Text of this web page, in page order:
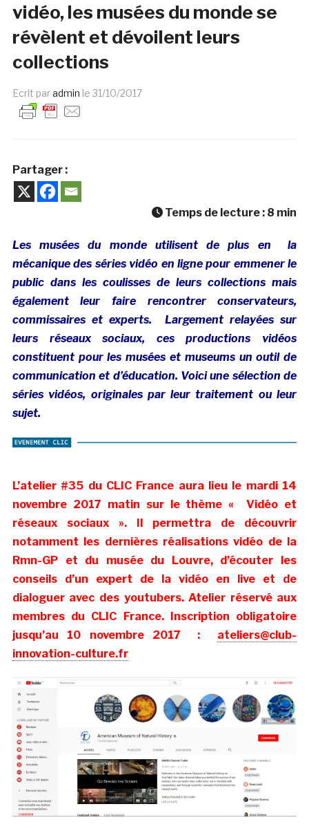
vidéo, les musées du monde se
révèlent et dévoilent leurs
collections
Ecrit paradmin le 31/10/2017
Partager :
Temps de lecture : 8 min
Les musées du monde utilisent de plus en la
mécanique des séries vidéo en ligne pour emmener le
public dans les coulisses de leurs collections mais
également leur faire rencontrer conservateurs,
commissaires et experts. Largement relayées sur
leurs réseaux sociaux, ces productions vidéos
constituent pour les musées et museums un outil de
communication et d’éducation. Voici une sélection de
séries vidéos, originales par leur traitement ou leur
sujet.
L’atelier #35 du CLIC France aura lieu le mardi 14
novembre 2017 matin sur le thème « Vidéo et
réseaux sociaux ». Il permettra de découvrir
notamment les dernières réalisations vidéo de la
Rmn-GP et du musée du Louvre, d’écouter les
conseils d’un expert de la vidéo en live et de
dialoguer avec des youtubers. Atelier réservé aux
membres du CLIC France. Inscription obligatoire
jusqu’au 10 novembre 2017 : ateliers@club-
innovation-culture.fr